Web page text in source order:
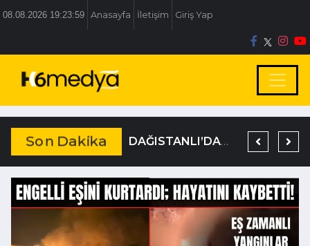
08.08.2026 19:24:00 Anasayfa İletişim Giriş Yap
Son Dakika DAĞISTANLI’DAN, ÖZLÜ’NÜN OTOGAR KARARINA SERT TEPKİ